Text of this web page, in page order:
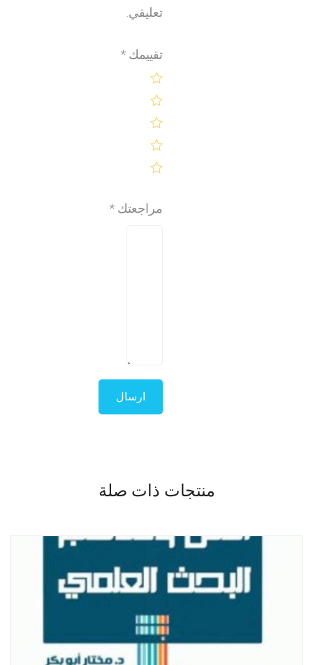
تعليقي.
تقييمك *
مراجعتك *
منتجات ذات صلة